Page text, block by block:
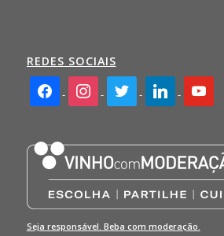
REDES SOCIAIS
facebook2instagramtwitter linkedin youtube
Seja responsável. Beba com moderação.